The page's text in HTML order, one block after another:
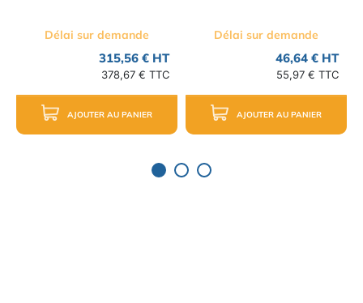
Délai sur demande
315,56 € HT
378,67 € TTC
AJOUTER AU PANIER
Délai sur demande
46,64 € HT
55,97 € TTC
AJOUTER AU PANIER